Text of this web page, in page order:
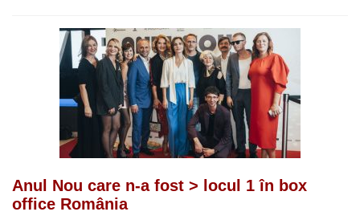
Anul Nou care n-a fost > locul 1 în box
office România